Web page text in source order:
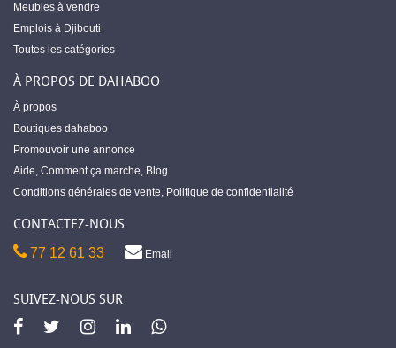
Meubles à vendre
Emplois à Djibouti
Toutes les catégories
À PROPOS DE DAHABOO
À propos
Boutiques dahaboo
Promouvoir une annonce
Aide, Comment ça marche, Blog
Conditions générales de vente, Politique de confidentialité
CONTACTEZ-NOUS
77 12 61 33 Email
SUIVEZ-NOUS SUR